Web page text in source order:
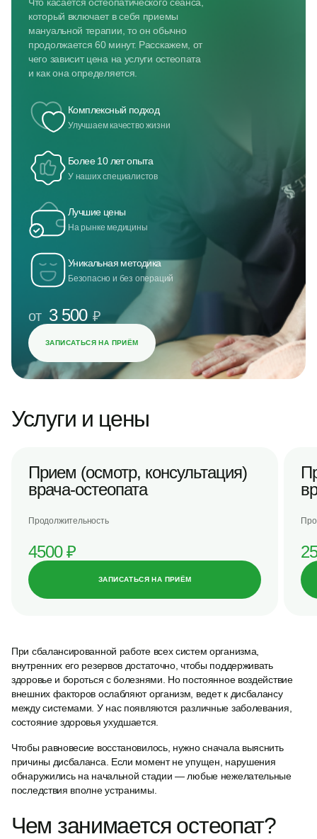
который включает в себя приемы
мануальной терапии, то он обычно
продолжается 60 минут. Расскажем, от
чего зависит цена на услуги остеопата
и как она определяется.
Комплексный подход
Улучшаем качество жизни
Более 10 лет опыта
У наших специалистов
Лучшие цены
На рынке медицины
Уникальная методика
Безопасно и без операций
от 3 500 ₽
ЗАПИСАТЬСЯ НА ПРИЁМ
Услуги и цены
Прием (осмотр, консультация)
врача-остеопата
Продолжительность
4500₽
ЗАПИСАТЬСЯ НА ПРИЁМ
При сбалансированной работе всех систем организма,
внутренних его резервов достаточно, чтобы поддерживать
здоровье и бороться с болезнями. Но постоянное воздействие
внешних факторов ослабляют организм, ведет к дисбалансу
между системами. У нас появляются различные заболевания,
состояние здоровья ухудшается.
Чтобы равновесие восстановилось, нужно сначала выяснить
причины дисбаланса. Если момент не упущен, нарушения
обнаружились на начальной стадии — любые нежелательные
последствия вполне устранимы.
Чем занимается остеопат?